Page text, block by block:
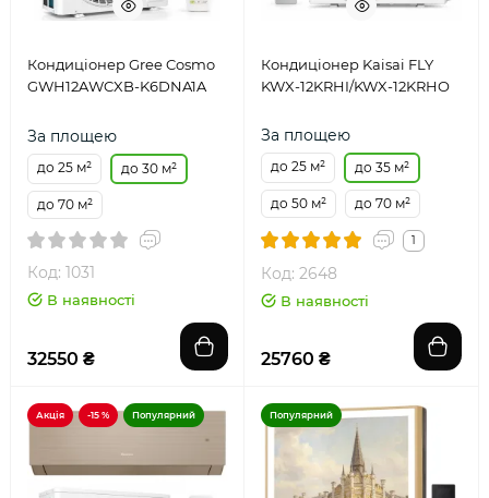
Кондиціонер Gree Cosmo
GWH12AWCXB-K6DNA1A
За площею
до 25 м² до 30 м²
до 70 м²
Код: 1031
В наявності
32550 ₴
Кондиціонер Kaisai FLY
KWX-12KRHI/KWX-12KRHO
За площею
до 25 м² до 35 м²
до 50 м² до 70 м²
1
Код: 2648
В наявності
25760 ₴
Акція -15 % Популярний Популярний